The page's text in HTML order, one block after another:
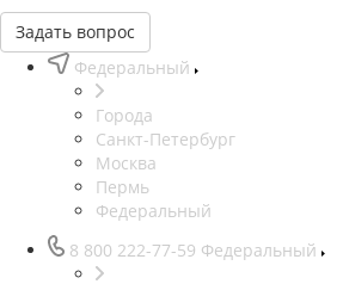
Задать вопрос
Федеральный
Города
Санкт-Петербург
Москва
Пермь
Федеральный
8 800 222-77-59 Федеральный